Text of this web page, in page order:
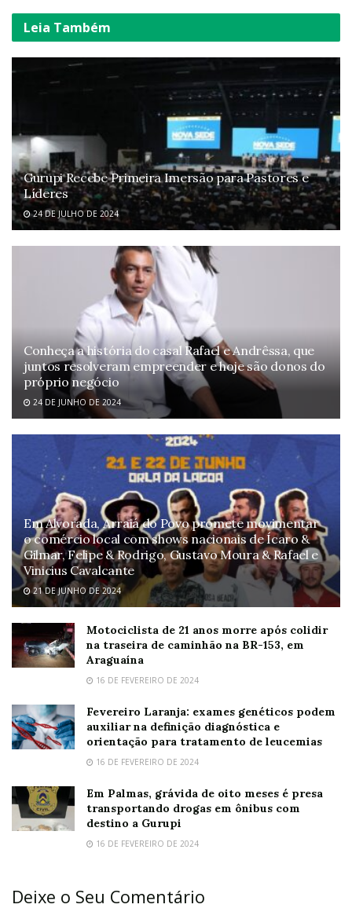
Leia Também
Gurupi Recebe Primeira Imersão para Pastores e
Líderes
24 DE JULHO DE 2024
Conheça a história do casal Rafael e Andrêssa, que
juntos resolveram empreender e hoje são donos do
próprio negócio
24 DE JUNHO DE 2024
Em Alvorada, Arraiá do Povo promete movimentar
o comércio local com shows nacionais de Ícaro &
Gilmar, Felipe & Rodrigo, Gustavo Moura & Rafael e
Vinicius Cavalcante
21 DE JUNHO DE 2024
Motociclista de 21 anos morre após colidir
na traseira de caminhão na BR-153, em
Araguaína
16 DE FEVEREIRO DE 2024
Fevereiro Laranja: exames genéticos podem
auxiliar na definição diagnóstica e
orientação para tratamento de leucemias
16 DE FEVEREIRO DE 2024
Em Palmas, grávida de oito meses é presa
transportando drogas em ônibus com
destino a Gurupi
16 DE FEVEREIRO DE 2024
Deixe o Seu Comentário